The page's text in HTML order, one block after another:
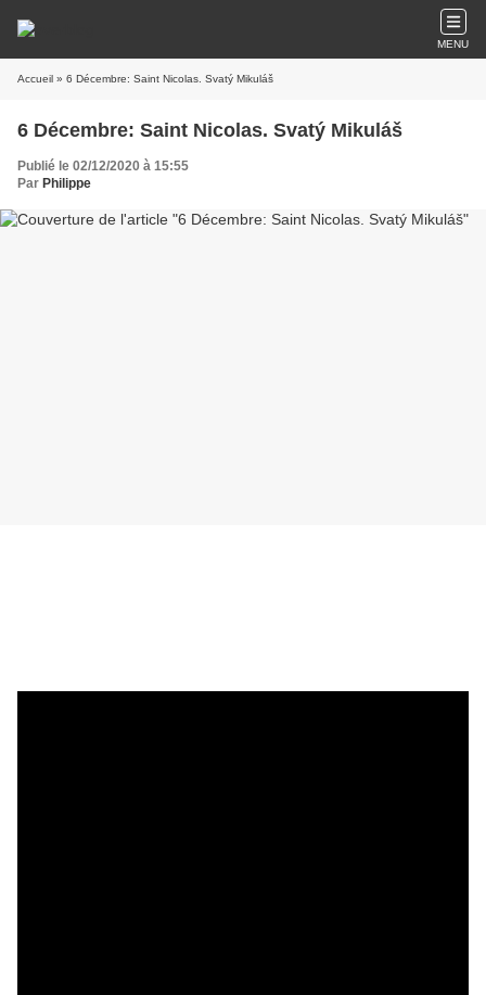
MENU
Accueil » 6 Décembre: Saint Nicolas. Svatý Mikuláš
6 Décembre: Saint Nicolas. Svatý Mikuláš
Publié le 02/12/2020 à 15:55
Par Philippe